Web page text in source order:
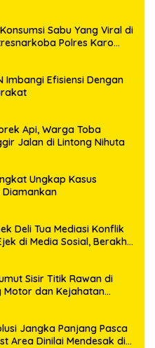
Sabu Yang Viral di
Polres Karo
Imbangi Efisiensi Dengan
Api, Warga Toba
Jalan di Lintong Nihuta
Ungkap Kasus
Diamankan
Deli Tua Mediasi Konflik
di Media Sosial, Berakhir
Sisir Titik Rawan di
Motor dan Kejahatan
Jangka Panjang Pasca
Area Dinilai Mendesak di